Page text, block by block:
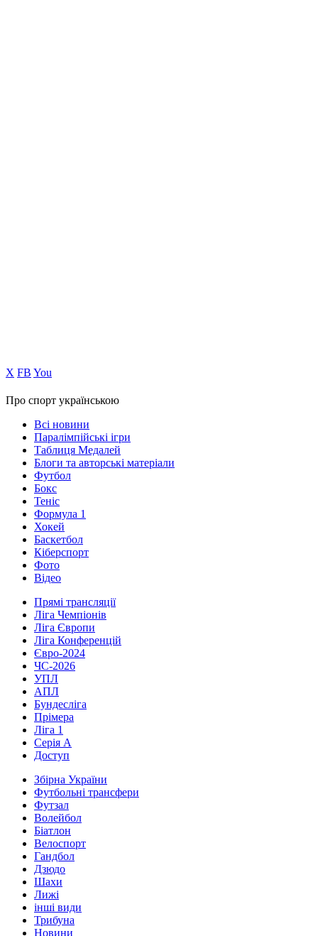
Х FB You
Про спорт українською
Всі новини
Паралімпійські ігри
Таблиця Медалей
Блоги та авторські матеріали
Футбол
Бокс
Теніс
Формула 1
Хокей
Баскетбол
Кіберспорт
Фото
Відео
Прямі трансляції
Ліга Чемпіонів
Ліга Європи
Ліга Конференцій
Євро-2024
ЧС-2026
УПЛ
АПЛ
Бундесліга
Прімера
Ліга 1
Серія А
Доступ
Збірна України
Футбольні трансфери
Футзал
Волейбол
Біатлон
Велоспорт
Гандбол
Дзюдо
Шахи
Лижі
інші види
Трибуна
Новини